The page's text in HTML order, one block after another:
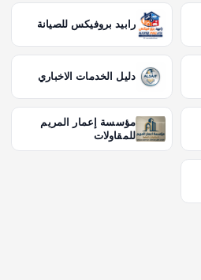
رابيد بروفيكس للصيانة
دليل الخدمات الاخباري
مؤسسة إعمار المريم
للمقاولات